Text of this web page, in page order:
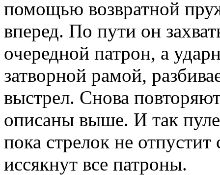
помощью возвратной
вперед. По пути он
очередной патрон, а
затворной рамой,
выстрел. Снова
описаны выше. И так
пока стрелок не
иссякнут все патроны.